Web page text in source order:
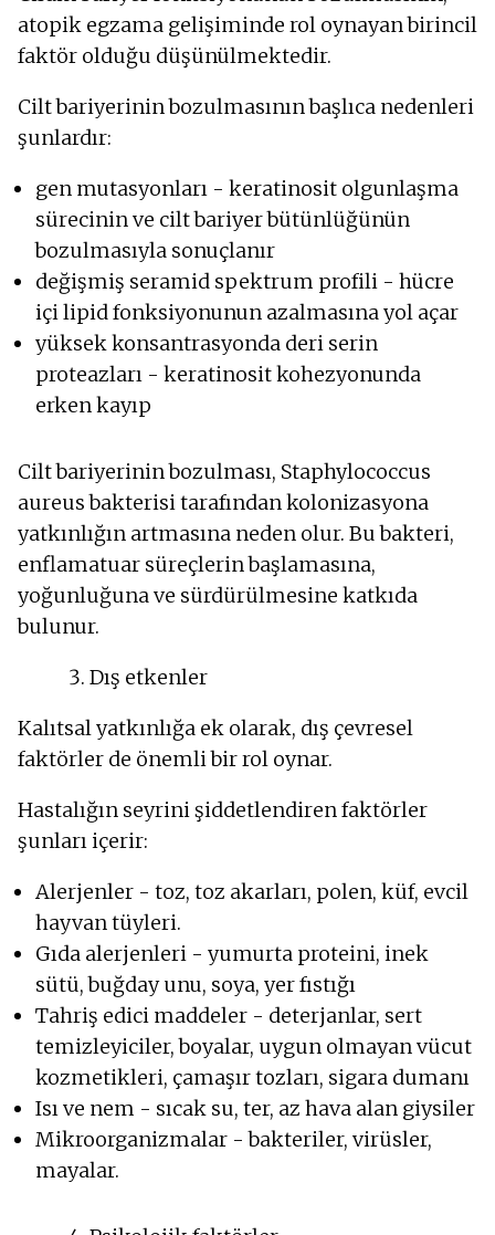
atopik egzama gelişiminde rol oynayan birincil
faktör olduğu düşünülmektedir.
Cilt bariyerinin bozulmasının başlıca nedenleri
şunlardır:
gen mutasyonları - keratinosit olgunlaşma
sürecinin ve cilt bariyer bütünlüğünün
bozulmasıyla sonuçlanır
değişmiş seramid spektrum profili - hücre
içi lipid fonksiyonunun azalmasına yol açar
yüksek konsantrasyonda deri serin
proteazları - keratinosit kohezyonunda
erken kayıp
Cilt bariyerinin bozulması, Staphylococcus
aureus bakterisi tarafından kolonizasyona
yatkınlığın artmasına neden olur. Bu bakteri,
enflamatuar süreçlerin başlamasına,
yoğunluğuna ve sürdürülmesine katkıda
bulunur.
Dış etkenler
Kalıtsal yatkınlığa ek olarak, dış çevresel
faktörler de önemli bir rol oynar.
Hastalığın seyrini şiddetlendiren faktörler
şunları içerir:
Alerjenler - toz, toz akarları, polen, küf, evcil
hayvan tüyleri.
Gıda alerjenleri - yumurta proteini, inek
sütü, buğday unu, soya, yer fıstığı
Tahriş edici maddeler - deterjanlar, sert
temizleyiciler, boyalar, uygun olmayan vücut
kozmetikleri, çamaşır tozları, sigara dumanı
Isı ve nem - sıcak su, ter, az hava alan giysiler
Mikroorganizmalar - bakteriler, virüsler,
mayalar.